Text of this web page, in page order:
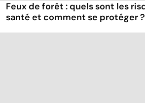
Feux de forêt : quels sont les
santé et comment se protéger ?